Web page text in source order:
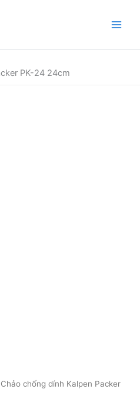
PK-24 24cm
chống dính Kalpen Packer